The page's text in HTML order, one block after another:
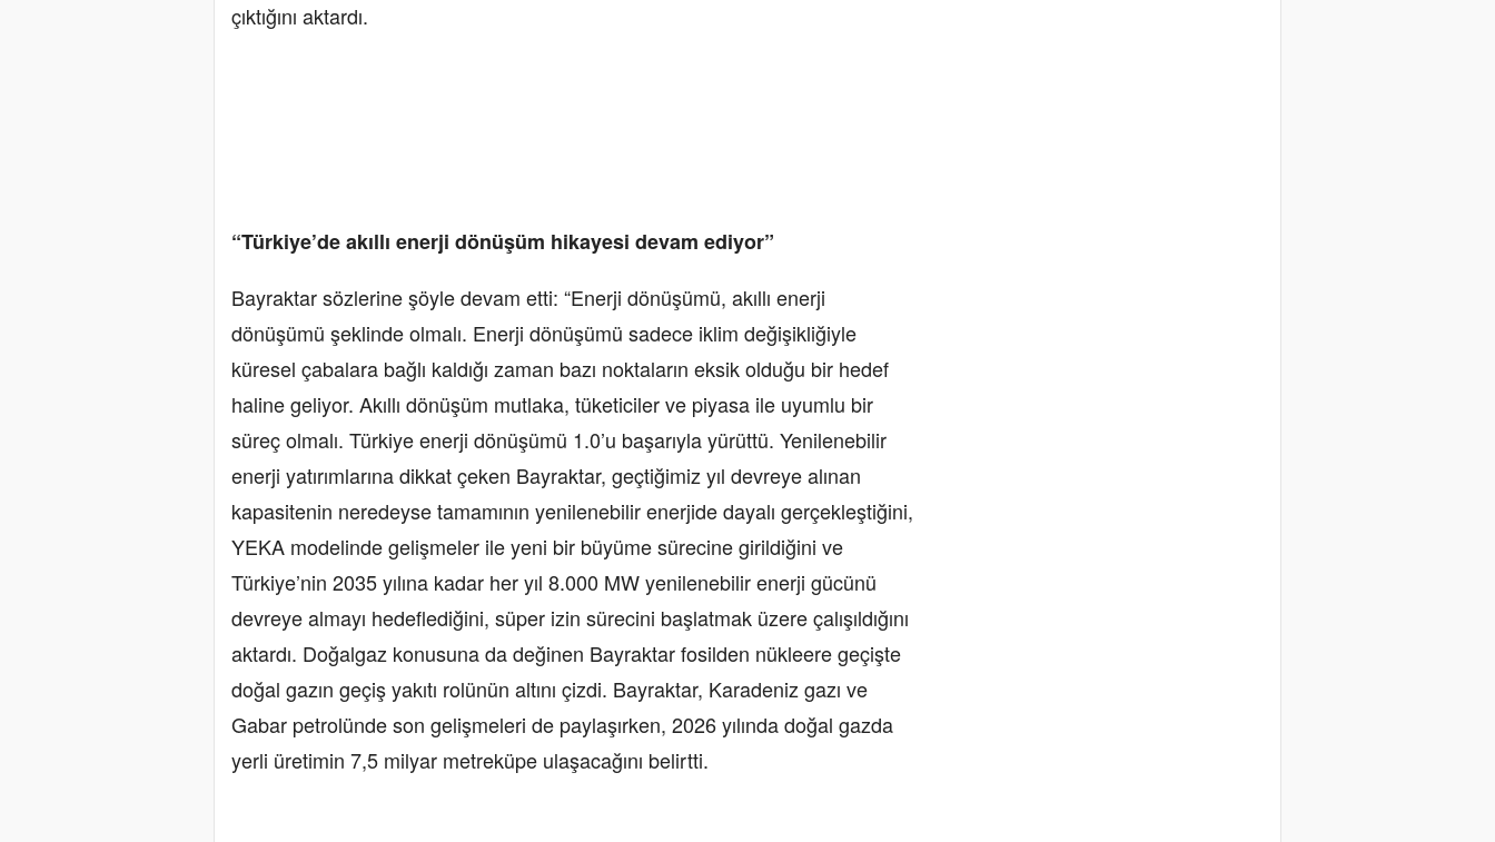
çıktığını aktardı.
“Türkiye’de akıllı enerji dönüşüm hikayesi devam ediyor”
Bayraktar sözlerine şöyle devam etti: “Enerji dönüşümü, akıllı enerji
dönüşümü şeklinde olmalı. Enerji dönüşümü sadece iklim değişikliğiyle
küresel çabalara bağlı kaldığı zaman bazı noktaların eksik olduğu bir hedef
haline geliyor. Akıllı dönüşüm mutlaka, tüketiciler ve piyasa ile uyumlu bir
süreç olmalı. Türkiye enerji dönüşümü 1.0’u başarıyla yürüttü. Yenilenebilir
enerji yatırımlarına dikkat çeken Bayraktar, geçtiğimiz yıl devreye alınan
kapasitenin neredeyse tamamının yenilenebilir enerjide dayalı gerçekleştiğini,
YEKA modelinde gelişmeler ile yeni bir büyüme sürecine girildiğini ve
Türkiye’nin 2035 yılına kadar her yıl 8.000 MW yenilenebilir enerji gücünü
devreye almayı hedeflediğini, süper izin sürecini başlatmak üzere çalışıldığını
aktardı. Doğalgaz konusuna da değinen Bayraktar fosilden nükleere geçişte
doğal gazın geçiş yakıtı rolünün altını çizdi. Bayraktar, Karadeniz gazı ve
Gabar petrolünde son gelişmeleri de paylaşırken, 2026 yılında doğal gazda
yerli üretimin 7,5 milyar metreküpe ulaşacağını belirtti.